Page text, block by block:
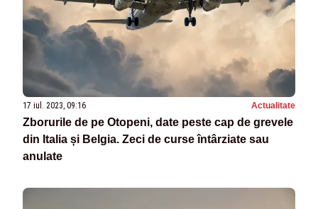
17 iul. 2023, 09:16 Actualitate
Zborurile de pe Otopeni, date peste cap de grevele
din Italia și Belgia. Zeci de curse întârziate sau
anulate